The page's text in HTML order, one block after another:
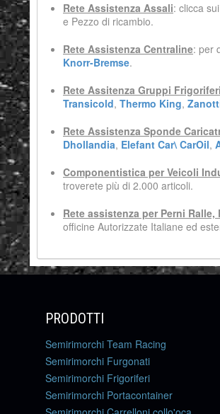
Rete Assistenza Assali: clicca
e Pezzo di ricambio.
Rete Assistenza Centraline: per
Knorr-Bremse.
Rete Assitenza Gruppi Frigoriferi
Transicold, Thermo King,
Rete Assistenza Sponde
Dhollandia, Elefant Car\ CarOil,
Componentistica per Veicoli
troverete più di 2.000 articoli.
Rete assistenza per Perni
officine Autorizzate Italiane ed
PRODOTTI
Semirimorchi Team Racing
Semirimorchi Furgonati
Semirimorchi Frigoriferi
Semirimorchi Portacontainer